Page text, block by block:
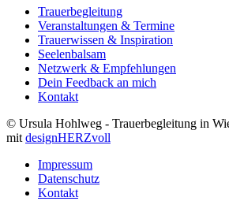
Trauerbegleitung
Veranstaltungen & Termine
Trauerwissen & Inspiration
Seelenbalsam
Netzwerk & Empfehlungen
Dein Feedback an mich
Kontakt
© Ursula Hohlweg - Trauerbegleitung in
mit designHERZvoll
Impressum
Datenschutz
Kontakt